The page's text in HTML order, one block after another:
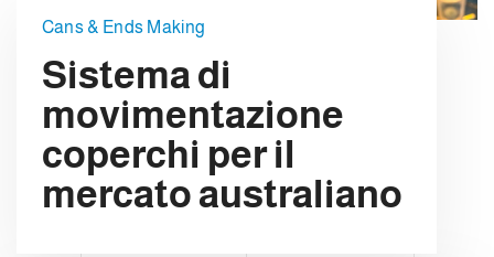
Cans & Ends Making
Sistema di
movimentazione
coperchi per il
mercato australiano